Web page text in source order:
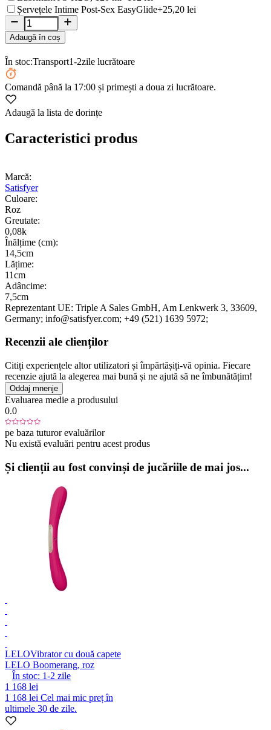
Șervețele Intime Post-Sex EasyGlide+25,20 lei
Adaugă în coș
În stoc:Transport1-2zile lucrătoare
Comandă până la 17:00 și primești a doua zi lucrătoare.
Adaugă la lista de dorințe
Caracteristici produs
Marcă:
Satisfyer
Culoare:
Roz
Greutate:
0,08k
Înălțime (cm):
14,5cm
Lățime:
11cm
Adâncime:
7,5cm
Reprezentant UE: Triple A Sales GmbH, Am Lenkwerk 3, 33609,
Germany; info@satisfyer.com; +49 (521) 1639 5972;
Recenzii ale clienților
Citiți experiențele altor utilizatori și împărtășiți-vă opinia. Fiecare
recenzie ajută la alegerea mai bună și ne ajută să ne îmbunătățim!
Oddaj mnenje
Evaluarea medie a produsului
0.0
pe baza tuturor evaluărilor
Nu există evaluări pentru acest produs
Și clienții au fost convinși de jucăriile de mai jos...
LELOVibrator cu două capete
LELO Boomerang, roz
În stoc: 1-2 zile
1 168 lei
1 168 lei Cel mai mic preț în
ultimele 30 de zile.